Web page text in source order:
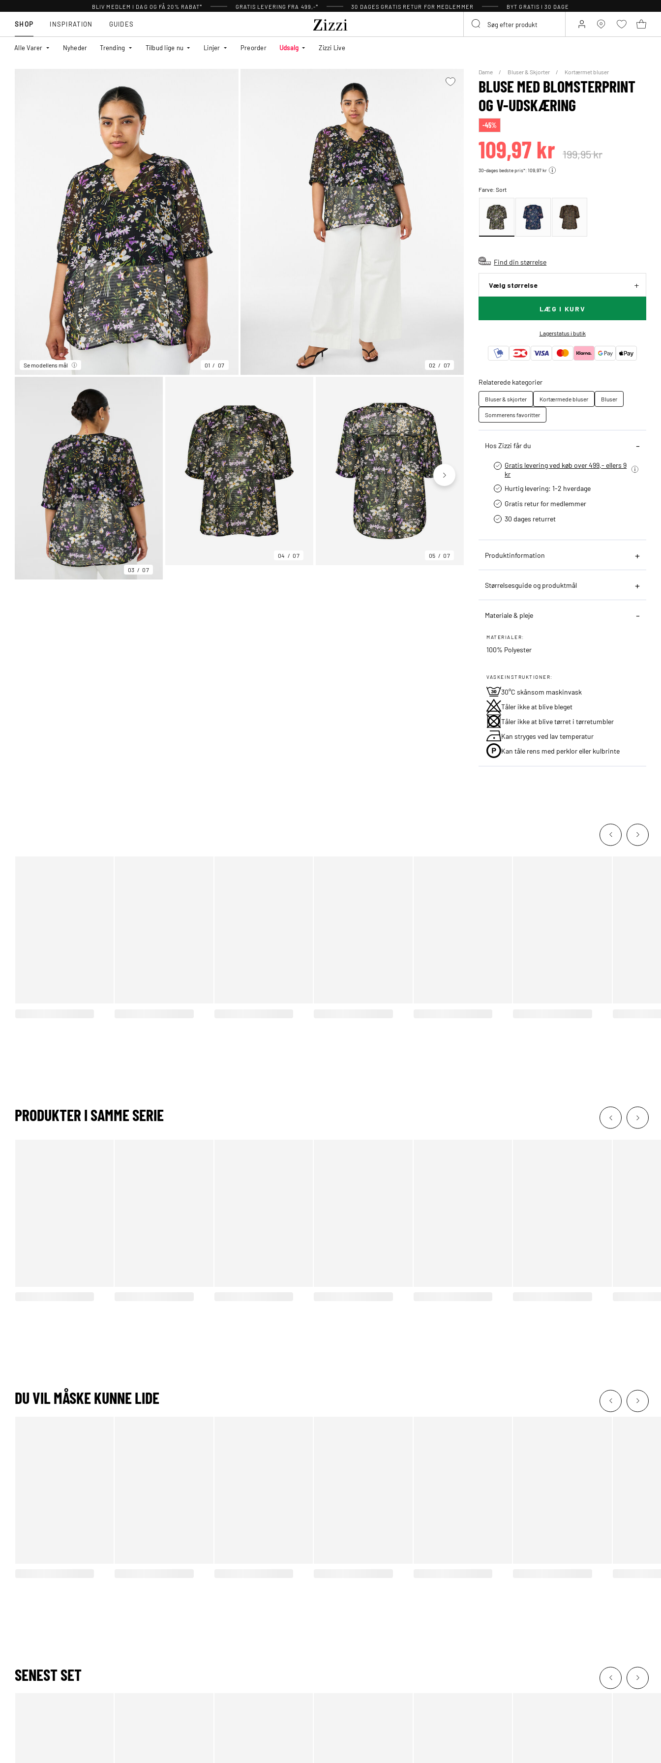
BLIV MEDLEM I DAG OG FÅ 20% RABAT* GRATIS LEVERING FRA 499,-* 30 DAGES GRATIS RETUR FOR MEDLEMMER BYT GRATIS I 30 DAGE
SHOP
Alle Varer Nyheder Trending Tilbud lige nu Linjer Preorder Udsalg Zizzi Live
INSPIRATION GUIDES
Se modellens mål 01 07 02 07
03 07
04 07 05 07
Dame Bluser & Skjorter Kortærmet bluser
BLUSE MED BLOMSTERPRINT
OG V-UDSKÆRING
-45%
109,97 kr 199,95 kr
30-dages bedste pris*: 109,97 kr
Farve:Sort
Find din størrelse
Vælg størrelse
LÆG I KURV
Lagerstatus i butik
Relaterede kategorier
Bluser & skjorter Kortærmede bluser
Bluser
Sommerens favoritter
Hos Zizzi får du
Gratis levering ved køb over 499,- ellers 9
kr
Hurtig levering­: 1-2 hverdage
Gratis retur for medlemmer
30 dages returret
Produktinformation
Størrelsesguide og produktmål
Materiale & pleje
MATERIALER:
100% Polyester
VASKEINSTRUKTIONER:
30°C skånsom maskinvask
Tåler ikke at blive bleget
Tåler ikke at blive tørret i tørretumbler
Kan stryges ved lav temperatur
Kan tåle rens med perklor eller kulbrinte
PRODUKTER I SAMME SERIE
DU VIL MÅSKE KUNNE LIDE
SENEST SET